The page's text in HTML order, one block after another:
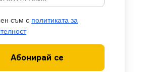
съм с политиката за
Абонирай се